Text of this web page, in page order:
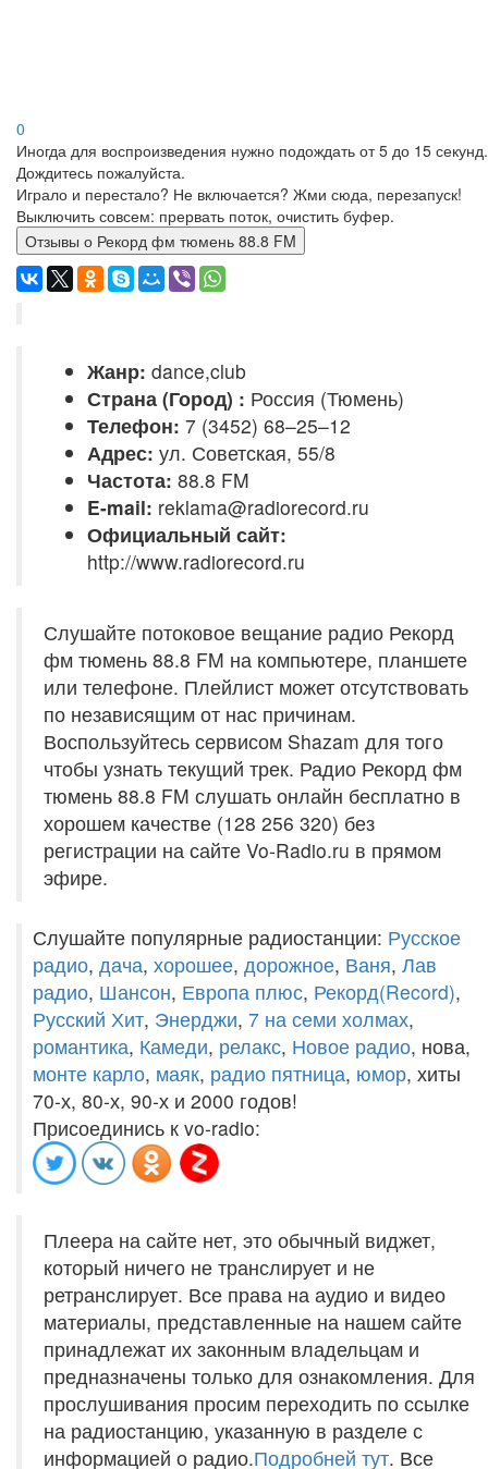
0
Иногда для воспроизведения нужно подождать от 5 до 15 секунд.
Дождитесь пожалуйста.
Играло и перестало? Не включается? Жми сюда, перезапуск!
Выключить совсем: прервать поток, очистить буфер.
Отзывы о Рекорд фм тюмень 88.8 FM
Жанр: dance,club
Страна (Город) : Россия (Тюмень)
Телефон: 7 (3452) 68–25–12
Адрес: ул. Советская, 55/8
Частота: 88.8 FM
E-mail: reklama@radiorecord.ru
Официальный сайт:
http://www.radiorecord.ru
Слушайте потоковое вещание радио Рекорд
фм тюмень 88.8 FM на компьютере, планшете
или телефоне. Плейлист может отсутствовать
по независящим от нас причинам.
Воспользуйтесь сервисом Shazam для того
чтобы узнать текущий трек. Радио Рекорд фм
тюмень 88.8 FM слушать онлайн бесплатно в
хорошем качестве (128 256 320) без
регистрации на сайте Vo-Radio.ru в прямом
эфире.
Слушайте популярные радиостанции: Русское
радио, дача, хорошее, дорожное, Ваня, Лав
радио, Шансон, Европа плюс, Рекорд(Record),
Русский Хит, Энерджи, 7 на семи холмах,
романтика, Камеди, релакс, Новое радио, нова,
монте карло, маяк, радио пятница, юмор, хиты
70-х, 80-х, 90-х и 2000 годов!
Присоединись к vo-radio:
Плеера на сайте нет, это обычный виджет,
который ничего не транслирует и не
ретранслирует. Все права на аудио и видео
материалы, представленные на нашем сайте
принадлежат их законным владельцам и
предназначены только для ознакомления. Для
прослушивания просим переходить по ссылке
на радиостанцию, указанную в разделе с
информацией о радио.Подробней тут. Все